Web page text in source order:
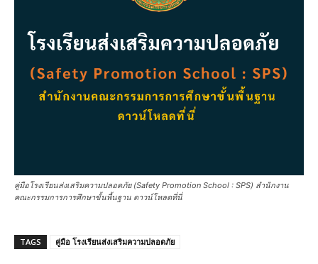
คู่มือโรงเรียนส่งเสริมความปลอดภัย (Safety Promotion School : SPS) สำนักงาน
คณะกรรมการการศึกษาขั้นพื้นฐาน ดาวน์โหลดที่นี่
TAGS คู่มือ โรงเรียนส่งเสริมความปลอดภัย